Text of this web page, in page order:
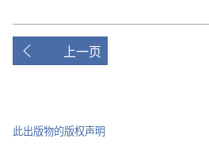
上一页
此出版物的版权声明